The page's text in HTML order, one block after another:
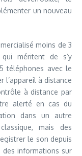
un nouveau
moins de 3
méritent de s’y
téléphones avec le
l’appareil à distance
à distance par
alerté en cas du
dans un autre
mais des
le son depuis
informations sur